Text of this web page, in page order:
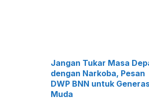
Jangan Tukar Masa
dengan Narkoba, Pesan
DWP BNN untuk
Muda